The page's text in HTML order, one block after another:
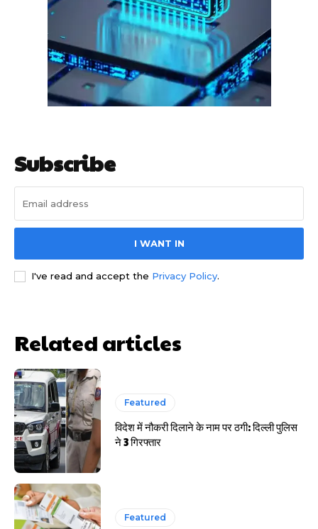
हर खाते के बदले मिलते थे 20 से 25 हजार
साइबर धोखाधड़ी बैंकिंग में
HIGHLIGHT
Subscribe
I WANT IN
I've read and accept the Privacy Policy.
Related articles
Featured
विदेश में नौकरी दिलाने के नाम पर ठगी: दिल्ली पुलिस
ने 3 गिरफ्तार
Featured